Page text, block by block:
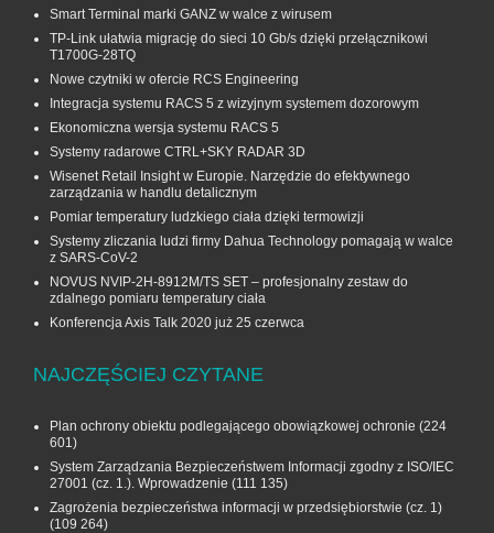
Smart Terminal marki GANZ w walce z wirusem
TP-Link ułatwia migrację do sieci 10 Gb/s dzięki przełącznikowi
T1700G‑28TQ
Nowe czytniki w ofercie RCS Engineering
Integracja systemu RACS 5 z wizyjnym systemem dozorowym
Ekonomiczna wersja systemu RACS 5
Systemy radarowe CTRL+SKY RADAR 3D
Wisenet Retail Insight w Europie. Narzędzie do efektywnego
zarządzania w handlu detalicznym
Pomiar temperatury ludzkiego ciała dzięki termowizji
Systemy zliczania ludzi firmy Dahua Technology pomagają w walce
z SARS-CoV-2
NOVUS NVIP-2H-8912M/TS SET – profesjonalny zestaw do
zdalnego pomiaru temperatury ciała
Konferencja Axis Talk 2020 już 25 czerwca
NAJCZĘŚCIEJ CZYTANE
Plan ochrony obiektu podlegającego obowiązkowej ochronie (224
601)
System Zarządzania Bezpieczeństwem Informacji zgodny z ISO/IEC
27001 (cz. 1.). Wprowadzenie (111 135)
Zagrożenia bezpieczeństwa informacji w przedsiębiorstwie (cz. 1)
(109 264)